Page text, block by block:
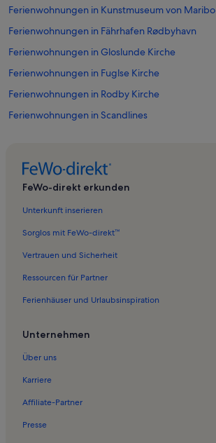
Ferienwohnungen in Kunstmuseum von Maribo
Ferienwohnungen in Fährhafen Rødbyhavn
Ferienwohnungen in Gloslunde Kirche
Ferienwohnungen in Fuglse Kirche
Ferienwohnungen in Rodby Kirche
Ferienwohnungen in Scandlines
Ferienwohnungen in Errindlev
Ferienwohnungen in Torslunde Kirche
Ferienwohnungen in Tirsted Kirche
Ferienwohnungen in Rødbyhavn
Ferienwohnungen in Olstrup Kirche
FeWo-direkt erkunden
Unterkunft inserieren
Sorglos mit FeWo-direkt™
Vertrauen und Sicherheit
Ressourcen für Partner
Ferienhäuser und Urlaubsinspiration
Unternehmen
Über uns
Karriere
Affiliate-Partner
Presse